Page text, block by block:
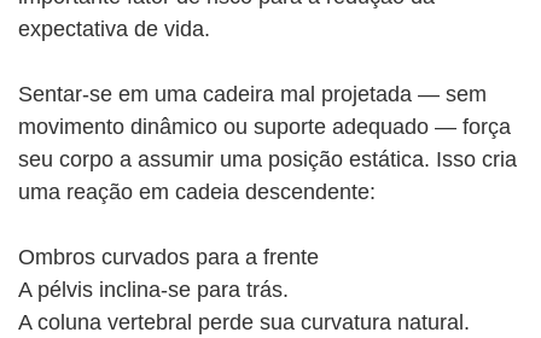
expectativa de vida.
Sentar-se em uma cadeira mal projetada — sem
movimento dinâmico ou suporte adequado — força
seu corpo a assumir uma posição estática. Isso cria
uma reação em cadeia descendente:
Ombros curvados para a frente
A pélvis inclina-se para trás.
A coluna vertebral perde sua curvatura natural.